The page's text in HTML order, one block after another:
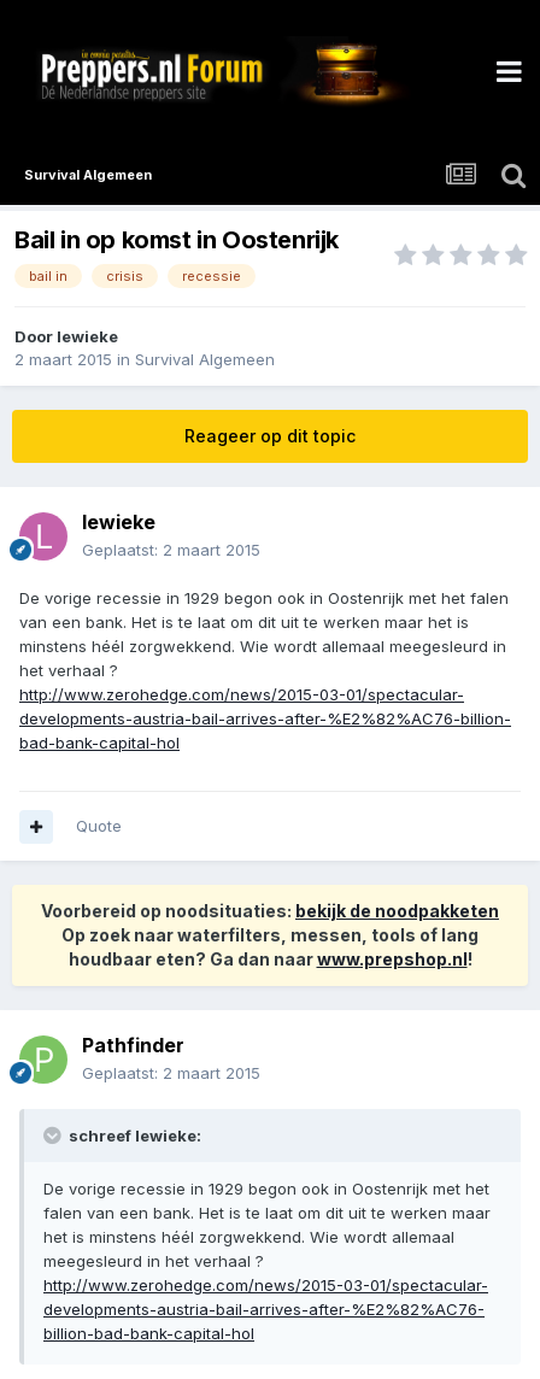
Survival Algemeen
Bail in op komst in Oostenrijk
bail in crisis recessie
Door lewieke
2 maart 2015 in Survival Algemeen
Reageer op dit topic
lewieke
Geplaatst: 2 maart 2015
De vorige recessie in 1929 begon ook in Oostenrijk met het falen
van een bank. Het is te laat om dit uit te werken maar het is
minstens héél zorgwekkend. Wie wordt allemaal meegesleurd in
het verhaal ?
http://www.zerohedge.com/news/2015-03-01/spectacular-
developments-austria-bail-arrives-after-%E2%82%AC76-billion-
bad-bank-capital-hol
Quote
Voorbereid op noodsituaties: bekijk de noodpakketen
Op zoek naar waterfilters, messen, tools of lang
houdbaar eten? Ga dan naarwww.prepshop.nl!
Pathfinder
Geplaatst: 2 maart 2015
schreef lewieke:
De vorige recessie in 1929 begon ook in Oostenrijk met het
falen van een bank. Het is te laat om dit uit te werken maar
het is minstens héél zorgwekkend. Wie wordt allemaal
meegesleurd in het verhaal ?
http://www.zerohedge.com/news/2015-03-01/spectacular-
developments-austria-bail-arrives-after-%E2%82%AC76-
billion-bad-bank-capital-hol